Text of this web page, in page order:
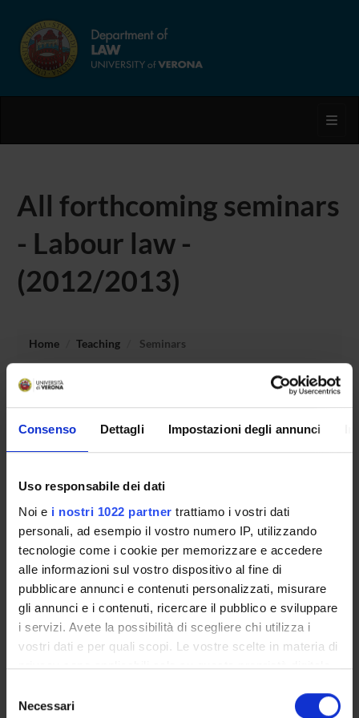
Consenso Dettagli Impostazioni degli annunci
Uso responsabile dei dati
Noi e i nostri 1022 partner trattiamo i vostri dati
personali, ad esempio il vostro numero IP, utilizzando
tecnologie come i cookie per memorizzare e accedere
alle informazioni sul vostro dispositivo al fine di
pubblicare annunci e contenuti personalizzati, misurare
gli annunci e i contenuti, ricercare il pubblico e sviluppare
i servizi. Avete la possibilità di scegliere chi utilizza i
vostri dati e per quali scopi. Le vostre scelte in materia di
privacy sono applicabili solo su questa proprietà digitale
modificare o revocare il proprio consenso in qualsiasi
delNecessari
All forthcoming seminars
- Labour law -
(2012/2013)
Home Teaching Seminars
No recent seminar found relating to teaching Labour law.
PHD PROGRAMMES AND POSTGRADUATE
TRAINING
Contacts
People
Places
Calendar